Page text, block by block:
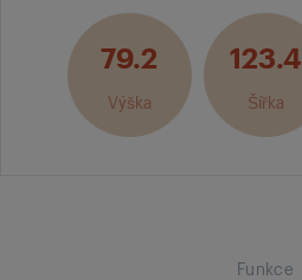
79.2
Výška
123.4
Šířka
Funkce